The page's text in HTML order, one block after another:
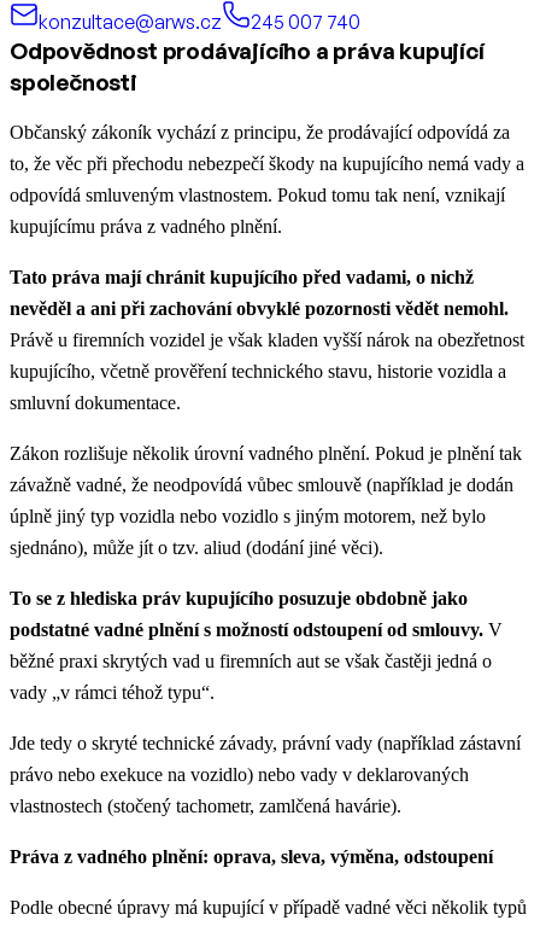
konzultace@arws.cz
245 007 740
Odpovědnost prodávajícího a práva kupující
společnosti
Občanský zákoník vychází z principu, že prodávající odpovídá za
to, že věc při přechodu nebezpečí škody na kupujícího nemá vady a
odpovídá smluveným vlastnostem. Pokud tomu tak není, vznikají
kupujícímu práva z vadného plnění.
Tato práva mají chránit kupujícího před vadami, o nichž
nevěděl a ani při zachování obvyklé pozornosti vědět nemohl.
Právě u firemních vozidel je však kladen vyšší nárok na obezřetnost
kupujícího, včetně prověření technického stavu, historie vozidla a
smluvní dokumentace.
Zákon rozlišuje několik úrovní vadného plnění. Pokud je plnění tak
závažně vadné, že neodpovídá vůbec smlouvě (například je dodán
úplně jiný typ vozidla nebo vozidlo s jiným motorem, než bylo
sjednáno), může jít o tzv. aliud (dodání jiné věci).
To se z hlediska práv kupujícího posuzuje obdobně jako
podstatné vadné plnění s možností odstoupení od smlouvy. V
běžné praxi skrytých vad u firemních aut se však častěji jedná o
vady „v rámci téhož typu“.
Jde tedy o skryté technické závady, právní vady (například zástavní
právo nebo exekuce na vozidlo) nebo vady v deklarovaných
vlastnostech (stočený tachometr, zamlčená havárie).
Práva z vadného plnění: oprava, sleva, výměna, odstoupení
Podle obecné úpravy má kupující v případě vadné věci několik typů